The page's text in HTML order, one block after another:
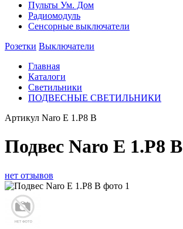
Пульты Ум. Дом
Радиомодуль
Сенсорные выключатели
Розетки Выключатели
Главная
Каталоги
Светильники
ПОДВЕСНЫЕ СВЕТИЛЬНИКИ
Артикул Naro E 1.P8 B
Подвес Naro E 1.P8 B
нет отзывов